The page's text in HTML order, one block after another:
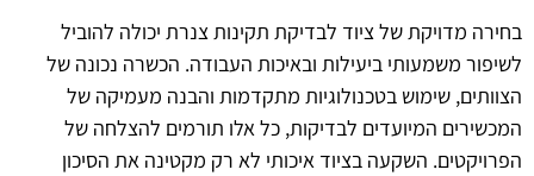
בחירה מדויקת של ציוד לבדיקת תקינות צנרת יכולה להוביל
לשיפור משמעותי ביעילות ובאיכות העבודה. הכשרה נכונה של
הצוותים, שימוש בטכנולוגיות מתקדמות והבנה מעמיקה של
המכשירים המיועדים לבדיקות, כל אלו תורמים להצלחה של
הפרויקטים. השקעה בציוד איכותי לא רק מקטינה את הסיכון